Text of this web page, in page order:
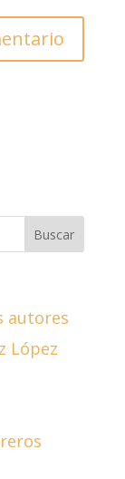
autores
López